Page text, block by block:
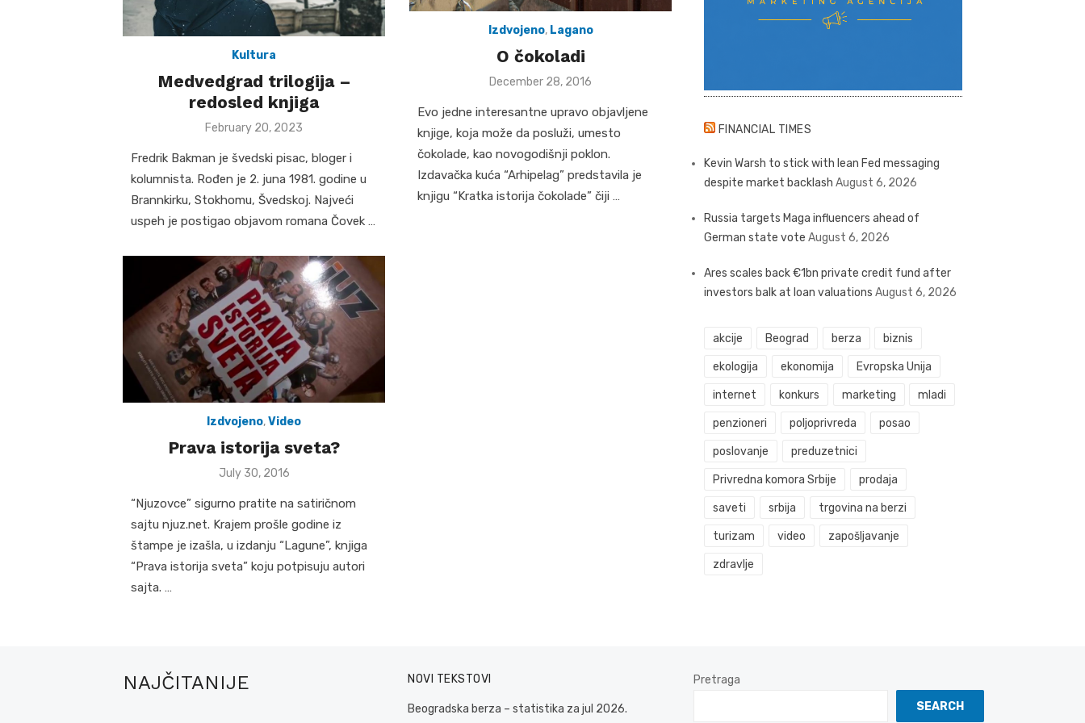
Kultura
Medvedgrad trilogija –
redosled knjiga
Posted
February 20, 2023
Fredrik Bakman je švedski pisac, bloger i
kolumnista. Rođen je 2. juna 1981. godine u
Brannkirku, Stokhomu, Švedskoj. Najveći
uspeh je postigao objavom romana Čovek …
Izdvojeno, Lagano
O čokoladi
Posted
December 28, 2016
Evo jedne interesantne upravo objavljene
knjige, koja može da posluži, umesto
čokolade, kao novogodišnji poklon.
Izdavačka kuća “Arhipelag” predstavila je
knjigu “Kratka istorija čokolade” čiji …
Izdvojeno,Video
Prava istorija sveta?
Posted
July 30, 2016
“Njuzovce” sigurno pratite na satiričnom
sajtu njuz.net. Krajem prošle godine iz
štampe je izašla, u izdanju “Lagune”, knjiga
“Prava istorija sveta” koju potpisuju autori
sajta. …
FINANCIAL TIMES
Kevin Warsh to stick with lean Fed messaging
despite market backlash August 6, 2026
Russia targets Maga influencers ahead of
German state vote August 6, 2026
Ares scales back €1bn private credit fund after
investors balk at loan valuations August 6, 2026
akcije Beograd berza biznis
ekologija ekonomija Evropska Unija
internet konkurs marketing mladi
penzioneri poljoprivreda posao
poslovanje preduzetnici
Privredna komora Srbije prodaja
saveti srbija trgovina na berzi
turizam video zapošljavanje
zdravlje
NAJČITANIJE NOVI TEKSTOVI
Beogradska berza – statistika za jul 2026.
Pretraga
SEARCH